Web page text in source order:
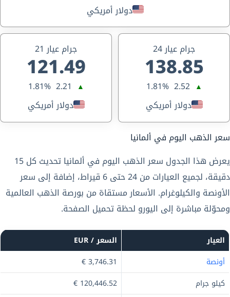
دولار أمريكي
جرام عيار 24
138.85
▲
2.52
1.81%
دولار أمريكي
جرام عيار 21
121.49
▲
2.21
1.81%
دولار أمريكي
سعر الذهب اليوم في ألمانيا
يعرض هذا الجدول سعر الذهب اليوم في ألمانيا تحديث كل 15
دقيقة، لجميع العيارات من 24 حتى 6 قيراط، إضافة إلى سعر
الأونصة والكيلوغرام. الأسعار مستقاة من بورصة الذهب العالمية
ومحوّلة مباشرة إلى اليورو لحظة تحميل الصفحة.
العيار
السعر / EUR
أونصة
3,746.31 €
كيلو جرام
120,446.52 €